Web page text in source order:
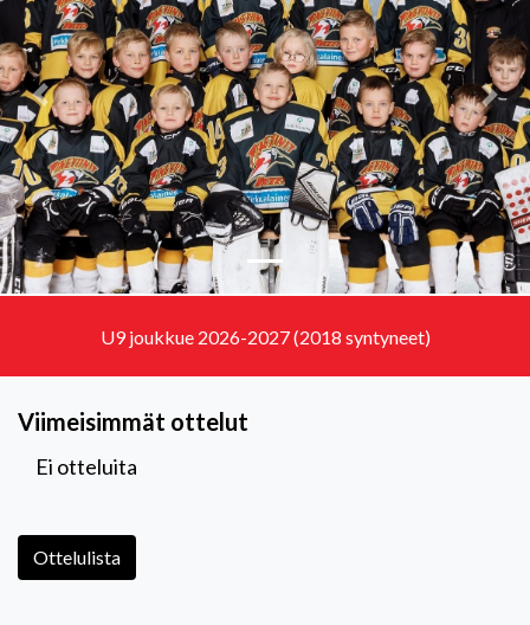
Previous
U9 joukkue 2026-2027 (2018 syntyneet)
Viimeisimmät ottelut
Ei otteluita
Ottelulista